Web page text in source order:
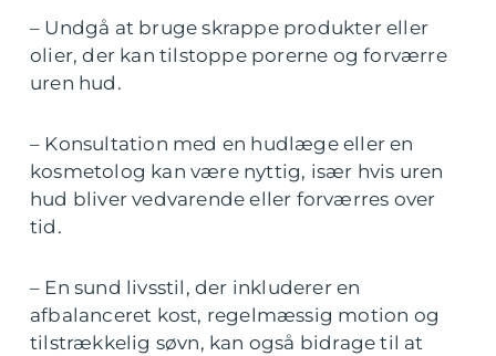
– Undgå at bruge skrappe produkter eller
olier, der kan tilstoppe porerne og forværre
uren hud.
– Konsultation med en hudlæge eller en
kosmetolog kan være nyttig, især hvis uren
hud bliver vedvarende eller forværres over
tid.
– En sund livsstil, der inkluderer en
afbalanceret kost, regelmæssig motion og
tilstrækkelig søvn, kan også bidrage til at